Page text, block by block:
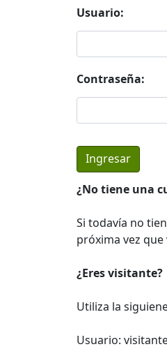
Usuario:
Contraseña:
¿No tiene una
Si todavía no
próxima vez
¿Eres visitante?
Utiliza la
Usuario: